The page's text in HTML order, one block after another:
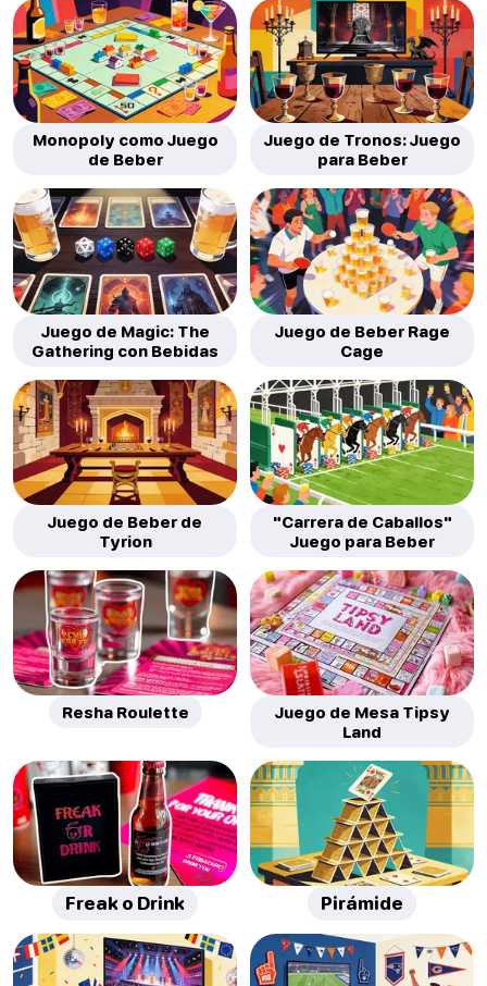
Monopoly como Juego
de Beber
Juego de Tronos: Juego
para Beber
Juego de Magic: The
Gathering con Bebidas
Juego de Beber Rage
Cage
Juego de Beber de
Tyrion
"Carrera de Caballos"
Juego para Beber
Resha Roulette
Juego de Mesa Tipsy
Land
Freak o Drink Pirámide